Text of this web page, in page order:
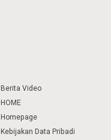
Berita Video
HOME
Homepage
Kebijakan Data Pribadi